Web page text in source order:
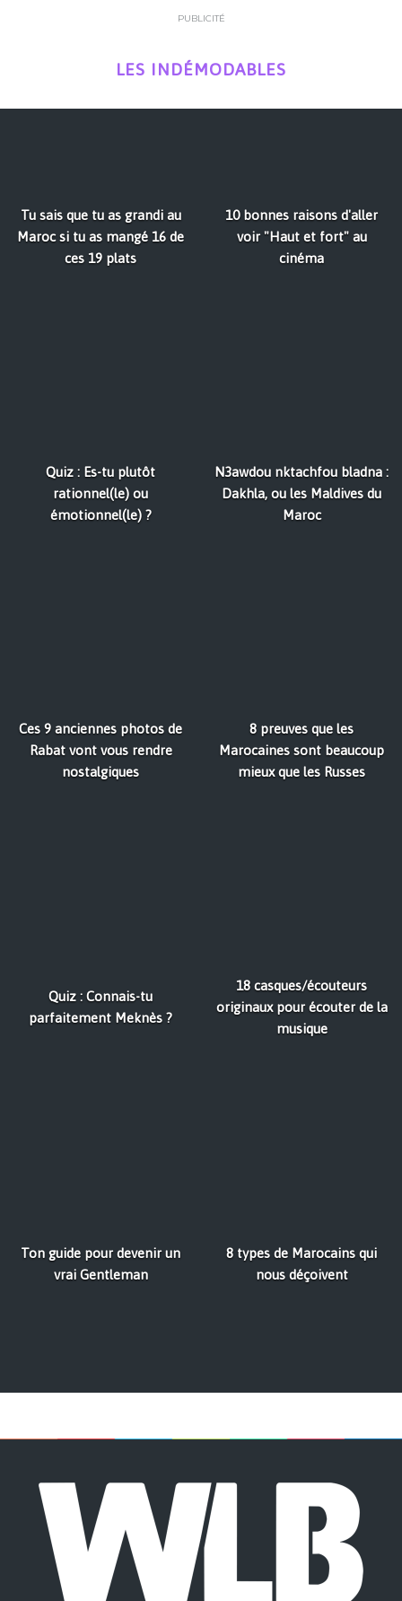
PUBLICITÉ
LES INDÉMODABLES
Tu sais que tu as grandi au
Maroc si tu as mangé 16 de
ces 19 plats
10 bonnes raisons d'aller
voir "Haut et fort" au
cinéma
Quiz : Es-tu plutôt
rationnel(le) ou
émotionnel(le) ?
N3awdou nktachfou bladna :
Dakhla, ou les Maldives du
Maroc
Ces 9 anciennes photos de
Rabat vont vous rendre
nostalgiques
8 preuves que les
Marocaines sont beaucoup
mieux que les Russes
Quiz : Connais-tu
parfaitement Meknès ?
18 casques/écouteurs
originaux pour écouter de la
musique
Ton guide pour devenir un
vrai Gentleman
8 types de Marocains qui
nous déçoivent